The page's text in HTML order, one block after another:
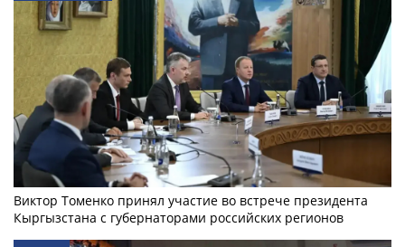
Виктор Томенко принял участие во встрече президента
Кыргызстана с губернаторами российских регионов